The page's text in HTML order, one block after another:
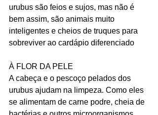
urubus são feios e sujos, mas não é
bem assim, são animais muito
inteligentes e cheios de truques para
sobreviver ao cardápio diferenciado
À FLOR DA PELE
A cabeça e o pescoço pelados dos
urubus ajudam na limpeza. Como eles
se alimentam de carne podre, cheia de